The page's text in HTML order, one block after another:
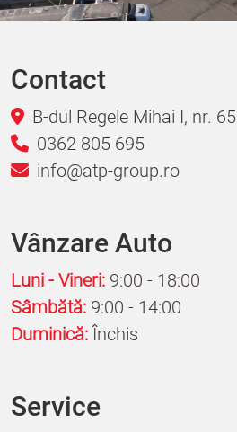
Contact
B-dul Regele Mihai I, nr. 65
0362 805 695
info@atp-group.ro
Vânzare Auto
Luni - Vineri: 9:00 - 18:00
Sâmbătă: 9:00 - 14:00
Duminică: Închis
Service